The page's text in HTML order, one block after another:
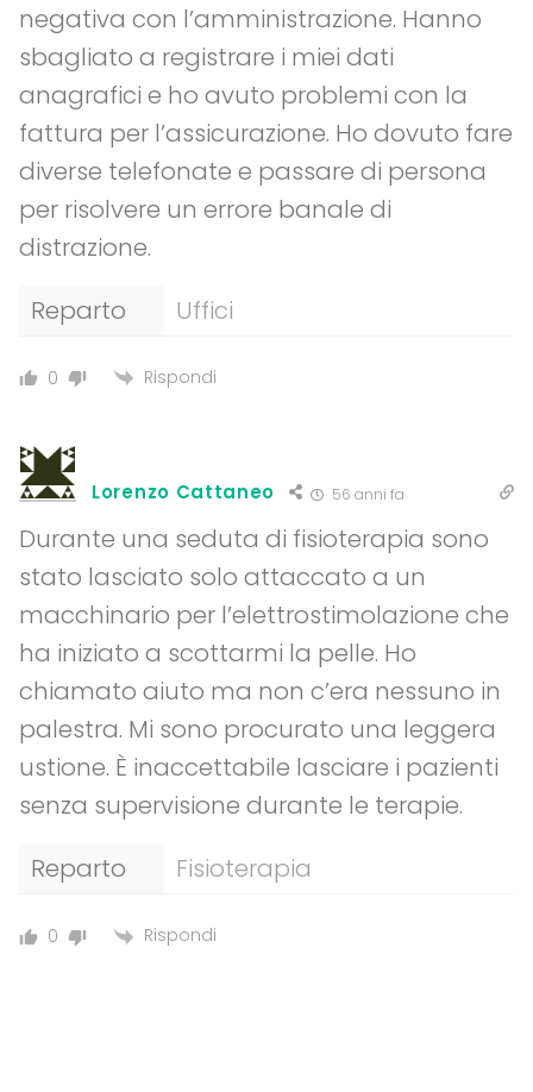
negativa con l’amministrazione. Hanno
sbagliato a registrare i miei dati
anagrafici e ho avuto problemi con la
fattura per l’assicurazione. Ho dovuto fare
diverse telefonate e passare di persona
per risolvere un errore banale di
distrazione.
Reparto
Uffici
0 Rispondi
Lorenzo Cattaneo 56 anni fa
Durante una seduta di fisioterapia sono
stato lasciato solo attaccato a un
macchinario per l’elettrostimolazione che
ha iniziato a scottarmi la pelle. Ho
chiamato aiuto ma non c’era nessuno in
palestra. Mi sono procurato una leggera
ustione. È inaccettabile lasciare i pazienti
senza supervisione durante le terapie.
Reparto
Fisioterapia
0 Rispondi